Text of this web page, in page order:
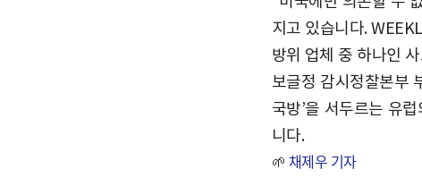
지고 있습니다.
방위 업체 중 하나인
보글정 감시정찰본부
국방’을 서두르는 유
니다.
🌱 채제우 기자